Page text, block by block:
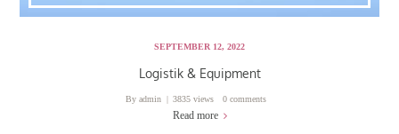
SEPTEMBER 12, 2022
Logistik & Equipment
Byadmin 3835 views 0 comments
Read more